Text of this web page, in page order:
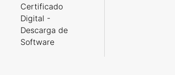
Certificado
Digital -
Descarga de
Software